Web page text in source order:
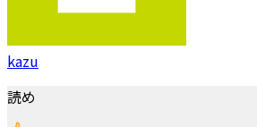
kazu
読め